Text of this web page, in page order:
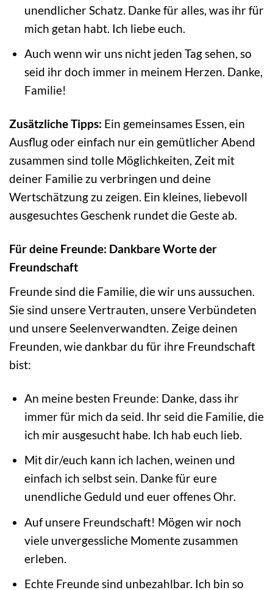
unendlicher Schatz. Danke für alles, was ihr für
mich getan habt. Ich liebe euch.
Auch wenn wir uns nicht jeden Tag sehen, so
seid ihr doch immer in meinem Herzen. Danke,
Familie!
Zusätzliche Tipps: Ein gemeinsames Essen, ein
Ausflug oder einfach nur ein gemütlicher Abend
zusammen sind tolle Möglichkeiten, Zeit mit
deiner Familie zu verbringen und deine
Wertschätzung zu zeigen. Ein kleines, liebevoll
ausgesuchtes Geschenk rundet die Geste ab.
Für deine Freunde: Dankbare Worte der
Freundschaft
Freunde sind die Familie, die wir uns aussuchen.
Sie sind unsere Vertrauten, unsere Verbündeten
und unsere Seelenverwandten. Zeige deinen
Freunden, wie dankbar du für ihre Freundschaft
bist:
An meine besten Freunde: Danke, dass ihr
immer für mich da seid. Ihr seid die Familie, die
ich mir ausgesucht habe. Ich hab euch lieb.
Mit dir/euch kann ich lachen, weinen und
einfach ich selbst sein. Danke für eure
unendliche Geduld und euer offenes Ohr.
Auf unsere Freundschaft! Mögen wir noch
viele unvergessliche Momente zusammen
erleben.
Echte Freunde sind unbezahlbar. Ich bin so